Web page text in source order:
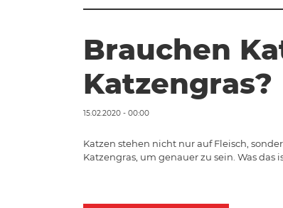
Brauchen
Katzengras?
15.02.2020 - 00:00
Katzen stehen nicht nur auf Fleisch,
Katzengras, um genauer zu sein. Was das